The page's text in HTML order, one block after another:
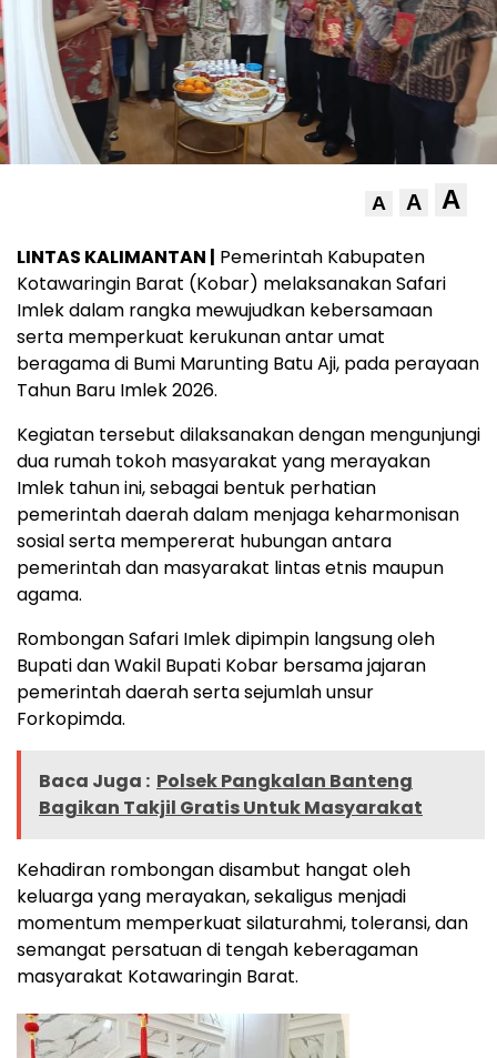
A A A
LINTAS KALIMANTAN | Pemerintah Kabupaten
Kotawaringin Barat (Kobar) melaksanakan Safari
Imlek dalam rangka mewujudkan kebersamaan
serta memperkuat kerukunan antar umat
beragama di Bumi Marunting Batu Aji, pada perayaan
Tahun Baru Imlek 2026.
Kegiatan tersebut dilaksanakan dengan mengunjungi
dua rumah tokoh masyarakat yang merayakan
Imlek tahun ini, sebagai bentuk perhatian
pemerintah daerah dalam menjaga keharmonisan
sosial serta mempererat hubungan antara
pemerintah dan masyarakat lintas etnis maupun
agama.
Rombongan Safari Imlek dipimpin langsung oleh
Bupati dan Wakil Bupati Kobar bersama jajaran
pemerintah daerah serta sejumlah unsur
Forkopimda.
Baca Juga : Polsek Pangkalan Banteng
Bagikan Takjil Gratis Untuk Masyarakat
Kehadiran rombongan disambut hangat oleh
keluarga yang merayakan, sekaligus menjadi
momentum memperkuat silaturahmi, toleransi, dan
semangat persatuan di tengah keberagaman
masyarakat Kotawaringin Barat.